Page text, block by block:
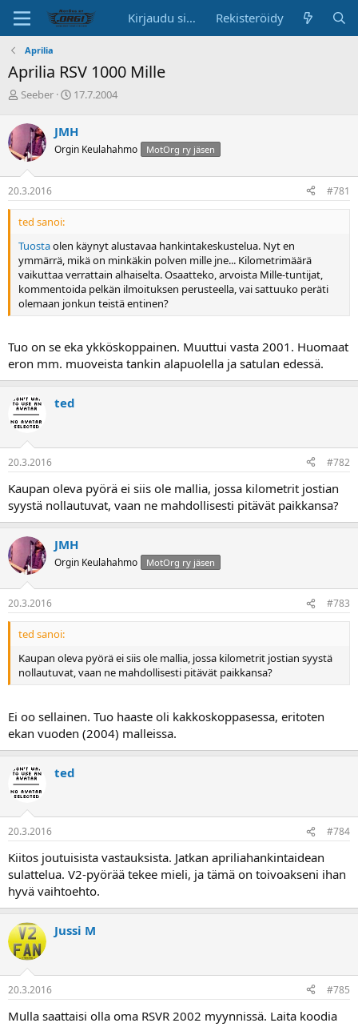
Kirjaudu sisään Rekisteröidy
Aprilia
Aprilia RSV 1000 Mille
K
s
u
s
t
e
l
u
a
l
o
i
t
j
a
Seeber
A
i
t
s
ä
ä
17.7.2004
JMH
Orgin Keulahahmo MotOrg ry jäsen
20.3.2016 #781
ted sanoi:
Tuostaolen käynyt alustavaa hankintakeskustelua. Nyt en
ymmärrä, mikä on minkäkin polven mille jne... Kilometrimäärä
vaikuttaa verrattain alhaiselta. Osaatteko, arvoista Mille-tuntijat,
kommentoida pelkän ilmoituksen perusteella, vai sattuuko peräti
olemaan jonkun teistä entinen?
Tuo on se eka ykköskoppainen. Muuttui vasta 2001. Huomaat
eron mm. muoveista tankin alapuolella ja satulan edessä.
ted
20.3.2016 #782
Kaupan oleva pyörä ei siis ole mallia, jossa kilometrit jostian
syystä nollautuvat, vaan ne mahdollisesti pitävät paikkansa?
JMH
Orgin Keulahahmo MotOrg ry jäsen
20.3.2016 #783
ted sanoi:
Kaupan oleva pyörä ei siis ole mallia, jossa kilometrit jostian syystä
nollautuvat, vaan ne mahdollisesti pitävät paikkansa?
Ei oo sellainen. Tuo haaste oli kakkoskoppasessa, eritoten
ekan vuoden (2004) malleissa.
ted
20.3.2016 #784
Kiitos joutuisista vastauksista. Jatkan apriliahankintaidean
sulattelua. V2-pyörää tekee mieli, ja tämä on toivoakseni ihan
hyvä vaihtoehto.
Jussi M
20.3.2016 #785
Mulla saattaisi olla oma RSVR 2002 myynnissä. Laita koodia